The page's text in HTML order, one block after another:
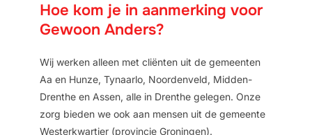
Hoe kom je in aanmerking voor
Gewoon Anders?
Wij werken alleen met cliënten uit de gemeenten
Aa en Hunze, Tynaarlo, Noordenveld, Midden-
Drenthe en Assen, alle in Drenthe gelegen. Onze
zorg bieden we ook aan mensen uit de gemeente
Westerkwartier (provincie Groningen).